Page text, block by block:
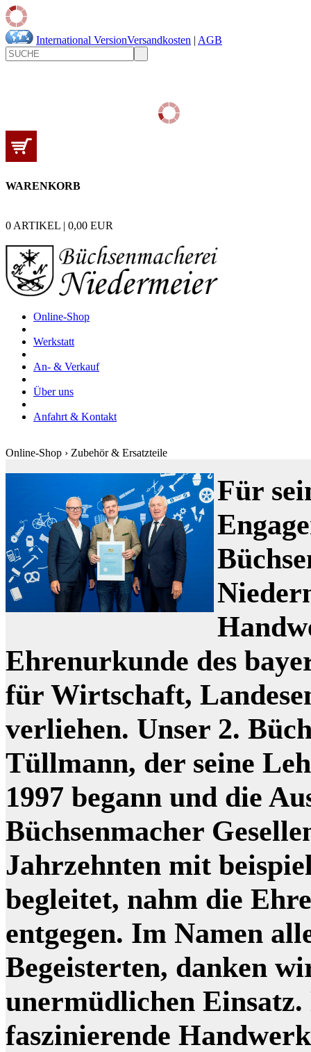
International VersionVersandkosten | AGB
WARENKORB
0 ARTIKEL | 0,00 EUR
Online-Shop
Werkstatt
An- & Verkauf
Über uns
Anfahrt & Kontakt
Online-Shop › Zubehör & Ersatzteile
Für
Ehrenurkunde des
für Wirtschaft,
verliehen. Unser 2.
Tüllmann, der seine
1997 begann und die
Büchsenmacher
Jahrzehnten mit
begleitet, nahm die
entgegen. Im Namen
Begeisterten, danken
unermüdlichen Einsatz.
faszinierende